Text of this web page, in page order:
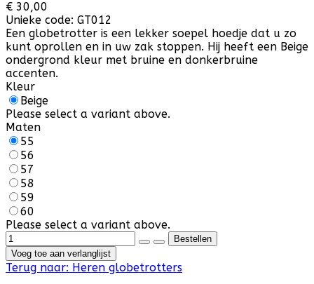
€ 30,00
Unieke code: GT012
Een globetrotter is een lekker soepel hoedje dat u zo
kunt oprollen en in uw zak stoppen. Hij heeft een Beige
ondergrond kleur met bruine en donkerbruine
accenten.
Kleur
Beige
Please select a variant above.
Maten
55
56
57
58
59
60
Please select a variant above.
Voeg toe aan verlanglijst
Terug naar: Heren globetrotters